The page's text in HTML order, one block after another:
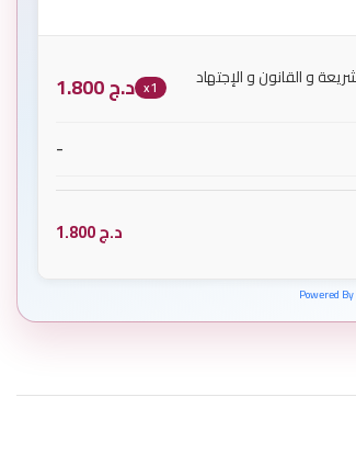
و القانون و الإجتهاد x1 د.ج
-
د.ج
Powered